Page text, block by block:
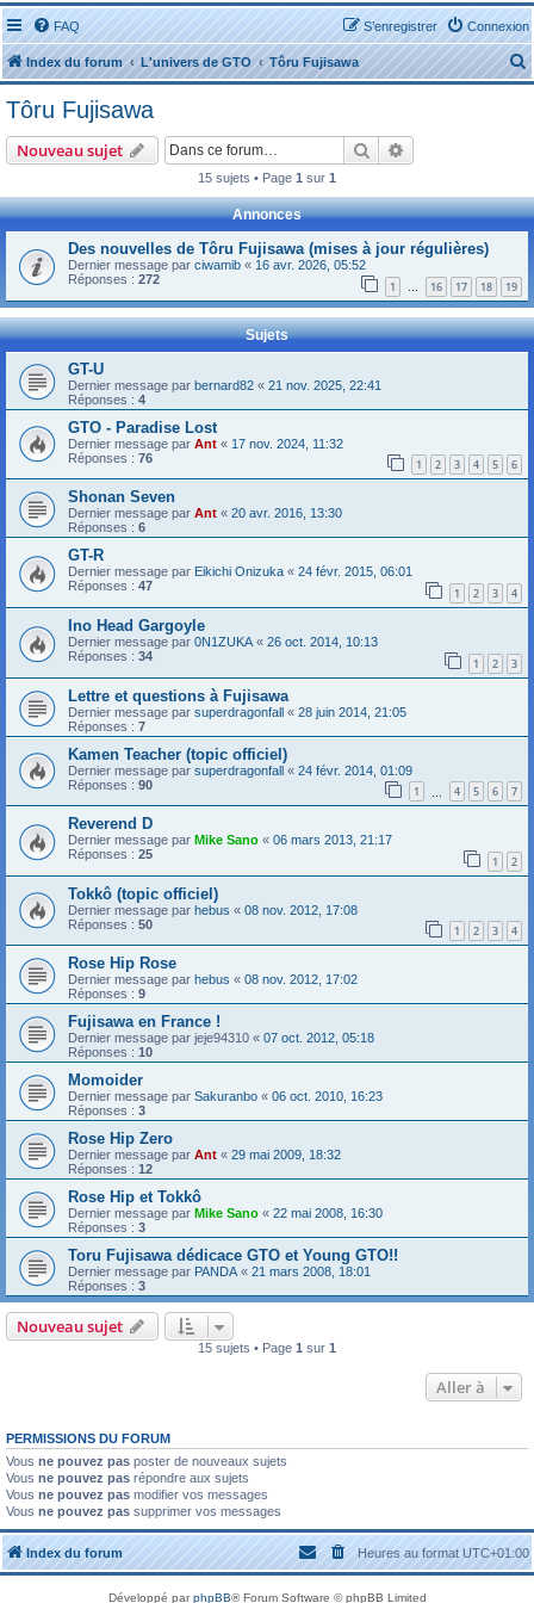
FAQ Connexion
S’enregistrer
Index du forum L'univers de GTO Tôru Fujisawa
e
r
r
Tôru Fujisawa
Nouveau sujet Rechercher
15 sujets • Page 1 sur 1
Annonces
Des nouvelles de Tôru Fujisawa (mises à jour régulières)
Dernier message par ciwamib « 16 avr. 2026, 05:52
Réponses : 272 1 … 16 17 18 19
Sujets
GT-U
Dernier message par bernard82 « 21 nov. 2025, 22:41
Réponses : 4
GTO - Paradise Lost
Dernier message par Ant « 17 nov. 2024, 11:32
Réponses : 76 1 2 3 4 5 6
Shonan Seven
Dernier message par Ant « 20 avr. 2016, 13:30
Réponses : 6
GT-R
Dernier message par Eikichi Onizuka « 24 févr. 2015, 06:01
Réponses : 47 1 2 3 4
Ino Head Gargoyle
Dernier message par 0N1ZUKA « 26 oct. 2014, 10:13
Réponses : 34 1 2 3
Lettre et questions à Fujisawa
Dernier message par superdragonfall « 28 juin 2014, 21:05
Réponses : 7
Kamen Teacher (topic officiel)
Dernier message par superdragonfall « 24 févr. 2014, 01:09
Réponses : 90 1 4 5 6 7
Reverend D
Dernier message par Mike Sano « 06 mars 2013, 21:17
Réponses : 25 1 2
Tokkô (topic officiel)
Dernier message par hebus « 08 nov. 2012, 17:08
Réponses : 50 1 2 3 4
Rose Hip Rose
Dernier message par hebus « 08 nov. 2012, 17:02
Réponses : 9
Fujisawa en France !
Dernier message par jeje94310 « 07 oct. 2012, 05:18
Réponses : 10
Momoider
Dernier message par Sakuranbo « 06 oct. 2010, 16:23
Réponses : 3
Rose Hip Zero
Dernier message par Ant « 29 mai 2009, 18:32
Réponses : 12
Rose Hip et Tokkô
Dernier message par Mike Sano « 22 mai 2008, 16:30
Réponses : 3
Toru Fujisawa dédicace GTO et Young GTO!!
Dernier message par PANDA« 21 mars 2008, 18:01
Réponses : 3
Nouveau sujet
15 sujets • Page 1 sur 1
Aller à
PERMISSIONS DU FORUM
Vous ne pouvez pas poster de nouveaux sujets
Vous ne pouvez pas répondre aux sujets
Vous ne pouvez pas modifier vos messages
Vous ne pouvez pas supprimer vos messages
Index du forum Heures au formatUTC+01:00
Développé parphpBB® Forum Software © phpBB Limited